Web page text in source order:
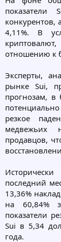
показатели
конкурентов,
4,11%. В
отношению к
Эксперты,
рынке Sui,
прогнозам, в
резкое
медвежьих
продавцов,
последний
13,36%
на 60,84%
показатели
Sui в 5,34
года.